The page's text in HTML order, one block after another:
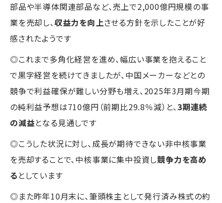
部品や半導体関連部品など、売上で2,000億円規模の事
業を売却し、収益力を向上させる方針を示したことが好
感されたようです
◎これまで多角化経営を進め、幅広い事業を抱えること
で黒字経営を続けてきましたが、中国メーカーなどとの
競争で利益確保が難しい分野も増え、2025年3月期今期
の純利益予想は710億円（前期比29.8％減）と、3期連続
の減益となる見通しです
◎こうした状況に対し、成長が期待できない非中核事業
を売却することで、中核事業に集中投資し競争力を高め
る としています
◎また昨年10月末に、筆頭株主として発行済み株式の約